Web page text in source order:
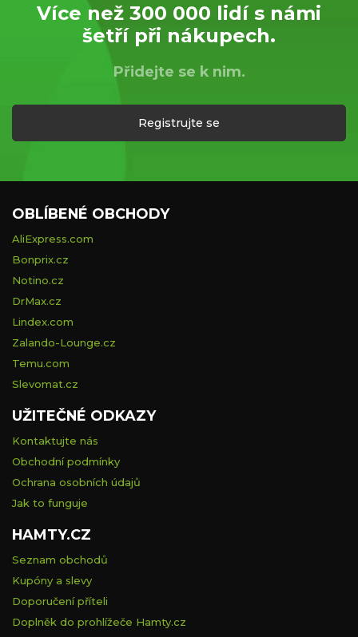
Více než 300 000 lidí s námi
šetří při nákupech.
Přidejte se k nim.
Registrujte se
OBLÍBENÉ OBCHODY
AliExpress.com
Bonprix.cz
Notino.cz
DrMax.cz
Lindex.com
Zalando-Lounge.cz
Temu.com
Slevomat.cz
UŽITEČNÉ ODKAZY
Kontaktujte nás
Obchodní podmínky
Ochrana osobních údajů
Jak to funguje
HAMTY.CZ
Seznam obchodů
Kupóny a slevy
Doporučení příteli
Doplněk do prohlížeče Hamty.cz